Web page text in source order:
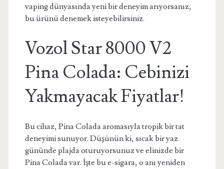
vaping dünyasında yeni bir deneyim arıyorsanız,
bu ürünü denemek isteyebilirsiniz.
Vozol Star 8000 V2
Pina Colada: Cebinizi
Yakmayacak Fiyatlar!
Bu cihaz, Pina Colada aromasıyla tropik bir tat
deneyimi sunuyor. Düşünün ki, sıcak bir yaz
gününde plajda oturuyorsunuz ve elinizde bir
Pina Colada var. İşte bu e-sigara, o anı yeniden